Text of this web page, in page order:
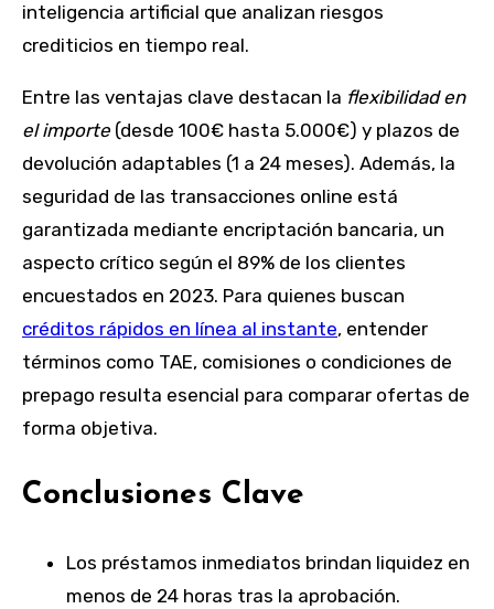
inteligencia artificial que analizan riesgos
crediticios en tiempo real.
Entre las ventajas clave destacan la flexibilidad en
el importe (desde 100€ hasta 5.000€) y plazos de
devolución adaptables (1 a 24 meses). Además, la
seguridad de las transacciones online está
garantizada mediante encriptación bancaria, un
aspecto crítico según el 89% de los clientes
encuestados en 2023. Para quienes buscan
créditos rápidos en línea al instante, entender
términos como TAE, comisiones o condiciones de
prepago resulta esencial para comparar ofertas de
forma objetiva.
Conclusiones Clave
Los préstamos inmediatos brindan liquidez en
menos de 24 horas tras la aprobación.